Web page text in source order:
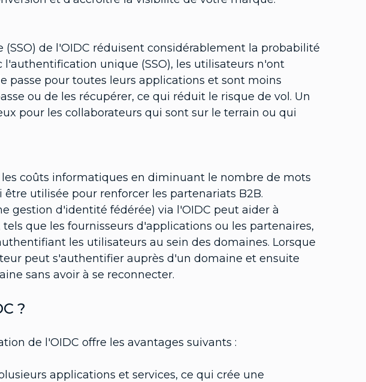
de l'OIDC réduisent considérablement la probabilité
unique (SSO), les utilisateurs n'ont
passe pour toutes leurs applications et sont moins
ou de les récupérer, ce qui réduit le risque de vol. Un
pour les collaborateurs qui sont sur le terrain ou qui
coûts informatiques en diminuant le nombre de mots
utilisée pour renforcer les partenariats B2B.
gestion d'identité fédérée) via l'OIDC peut aider à
que les fournisseurs d'applications ou les partenaires,
les utilisateurs au sein des domaines. Lorsque
peut s'authentifier auprès d'un domaine et ensuite
sans avoir à se reconnecter.
?
de l'OIDC offre les avantages suivants :
applications et services, ce qui crée une